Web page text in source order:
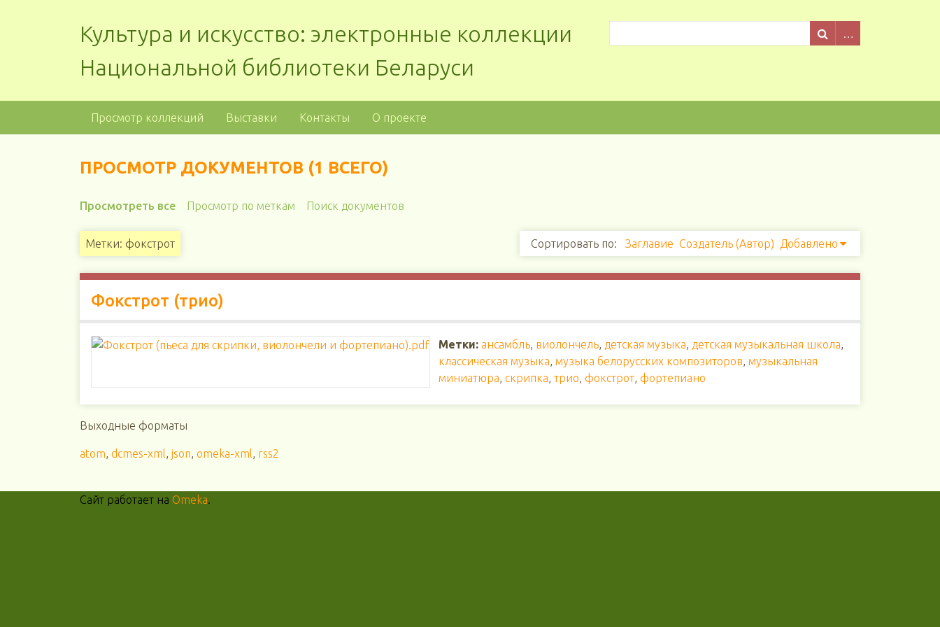
Культура и искусство: электронные коллекции
Национальной библиотеки Беларуси
Просмотр коллекций Выставки Контакты О проекте
ПРОСМОТР ДОКУМЕНТОВ (1 ВСЕГО)
Просмотреть все Просмотр по меткам Поиск документов
Метки: фокстрот Сортировать по: Заглавие Создатель (Автор) Добавлено
Фокстрот (трио)
Метки: ансамбль, виолончель, детская музыка, детская музыкальная школа,
классическая музыка, музыка белорусских композиторов, музыкальная
миниатюра, скрипка, трио, фокстрот, фортепиано
Выходные форматы
atom, dcmes-xml, json, omeka-xml, rss2
Сайт работает на Omeka.